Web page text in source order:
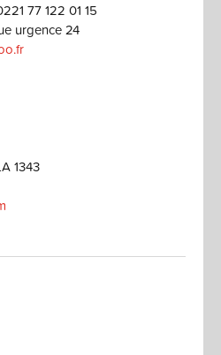
77 122 01 15
urgence 24
1343